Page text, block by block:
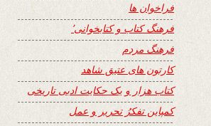
فراخوان ها
فرهنگ کتاب و کتابخوانی٬
فرهنگ مردم
کارتون های عتیق شاهد
کتاب هزار و یک حکایت ادبی تاریخی
کمپاین تفکرُ تحریر و عمل